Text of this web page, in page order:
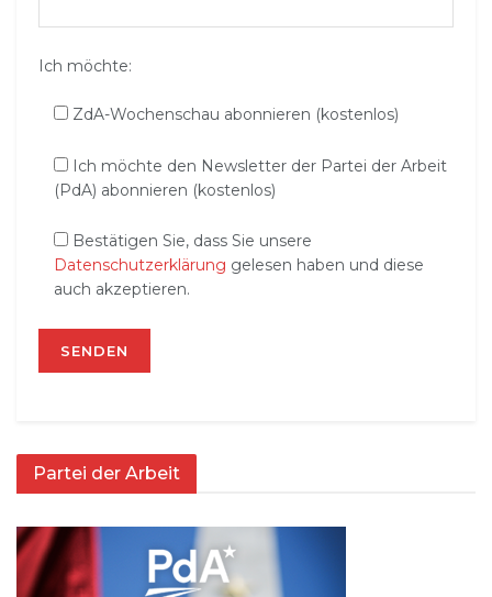
Ich möchte:
ZdA-Wochenschau abonnieren (kostenlos)
Ich möchte den Newsletter der Partei der Arbeit
(PdA) abonnieren (kostenlos)
Bestätigen Sie, dass Sie unsere
Datenschutzerklärung gelesen haben und diese
auch akzeptieren.
Partei der Arbeit